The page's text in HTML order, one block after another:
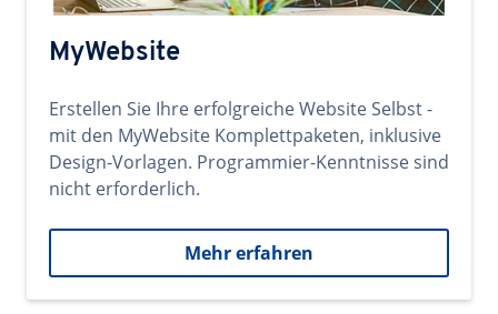
MyWebsite
Erstellen Sie Ihre erfolgreiche Website Selbst -
mit den MyWebsite Komplettpaketen, inklusive
Design-Vorlagen. Programmier-Kenntnisse sind
nicht erforderlich.
Mehr erfahren